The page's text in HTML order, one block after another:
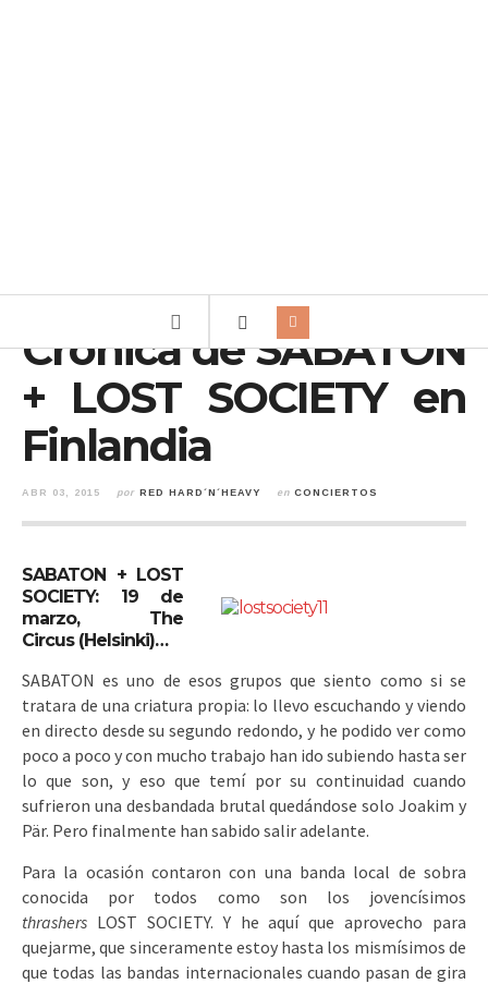
Crónica de SABATON
+ LOST SOCIETY en
Finlandia
ABR 03, 2015 por RED HARD´N´HEAVY en CONCIERTOS
SABATON + LOST
SOCIETY: 19 de
marzo, The
Circus (Helsinki)…
SABATON es uno de esos grupos que siento como si se
tratara de una criatura propia: lo llevo escuchando y viendo
en directo desde su segundo redondo, y he podido ver como
poco a poco y con mucho trabajo han ido subiendo hasta ser
lo que son,y eso que temí por su continuidad cuando
sufrieron una desbandada brutal quedándose solo Joakim y
Pär. Pero finalmente han sabido salir adelante.
Para la ocasión contaron con una banda local de sobra
conocida por todos como son los jovencísimos
thrashers LOST SOCIETY. Y he aquí que aprovecho para
quejarme, que sinceramente estoy hasta los mismísimos de
que todas las bandas internacionales cuando pasan de gira